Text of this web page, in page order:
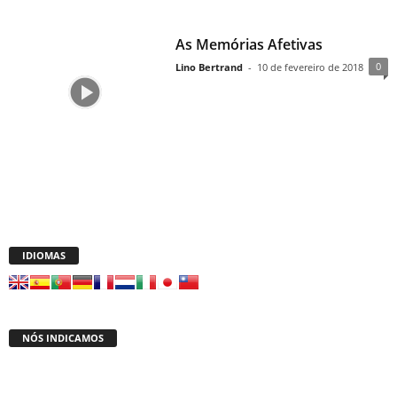
As Memórias Afetivas
Lino Bertrand - 10 de fevereiro de 2018 0
IDIOMAS
NÓS INDICAMOS